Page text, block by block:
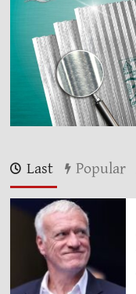
Last Popular